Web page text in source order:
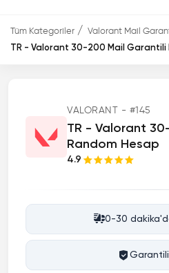
Tüm Kategoriler
Valorant Mail
TR - Valorant 30-200 Mail Garantili
VALORANT - #145
TR - Valorant
Random Hesap
4.9
0-30